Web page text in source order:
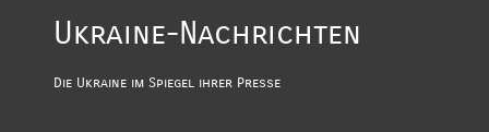
Ukraine-Nachrichten
Die Ukraine im Spiegel ihrer Presse